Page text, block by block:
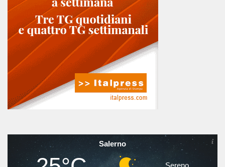
Salerno
Sereno